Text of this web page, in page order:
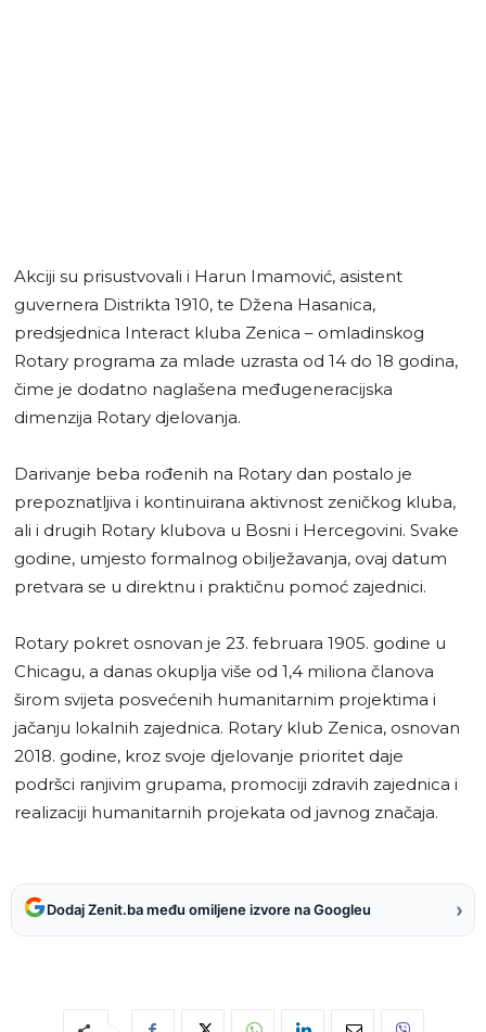
Akciji su prisustvovali i Harun Imamović, asistent
guvernera Distrikta 1910, te Džena Hasanica,
predsjednica Interact kluba Zenica – omladinskog
Rotary programa za mlade uzrasta od 14 do 18 godina,
čime je dodatno naglašena međugeneracijska
dimenzija Rotary djelovanja.
Darivanje beba rođenih na Rotary dan postalo je
prepoznatljiva i kontinuirana aktivnost zeničkog kluba,
ali i drugih Rotary klubova u Bosni i Hercegovini. Svake
godine, umjesto formalnog obilježavanja, ovaj datum
pretvara se u direktnu i praktičnu pomoć zajednici.
Rotary pokret osnovan je 23. februara 1905. godine u
Chicagu, a danas okuplja više od 1,4 miliona članova
širom svijeta posvećenih humanitarnim projektima i
jačanju lokalnih zajednica. Rotary klub Zenica, osnovan
2018. godine, kroz svoje djelovanje prioritet daje
podršci ranjivim grupama, promociji zdravih zajednica i
realizaciji humanitarnih projekata od javnog značaja.
Dodaj Zenit.ba među omiljene izvore na Googleu ›